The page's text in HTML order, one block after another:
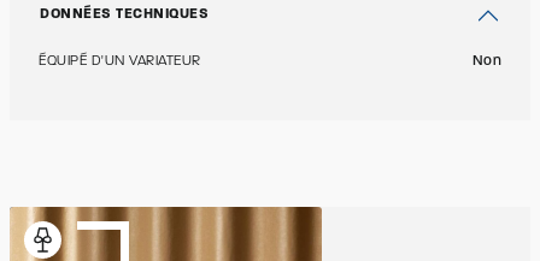
DONNÉES TECHNIQUES
ÉQUIPÉ D'UN VARIATEUR Non